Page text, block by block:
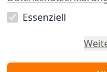
Essenziell
Vertrag
widerrufen